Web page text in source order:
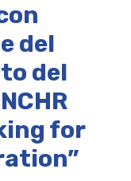
del
del
for